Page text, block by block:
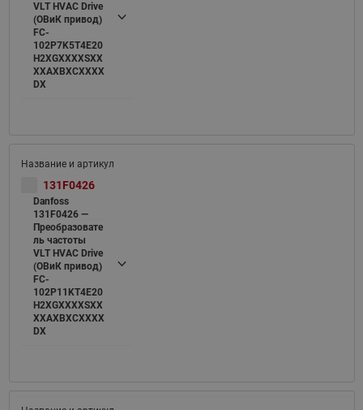
VLT HVAC Drive
(ОВиК привод)
FC-
102P7K5T4E20
H2XGXXXXSXX
XXAXBXCXXXX
DX
131F0426
Danfoss
131F0426 —
Преобразовате
ль частоты
VLT HVAC Drive
(ОВиК привод)
FC-
102P11KT4E20
H2XGXXXXSXX
XXAXBXCXXXX
DX